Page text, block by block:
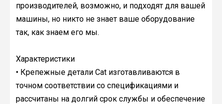
производителей, возможно, и подходят для вашей
машины, но никто не знает ваше оборудование
так, как знаем его мы.
Характеристики
• Крепежные детали Cat изготавливаются в
точном соответствии со спецификациями и
рассчитаны на долгий срок службы и обеспечение